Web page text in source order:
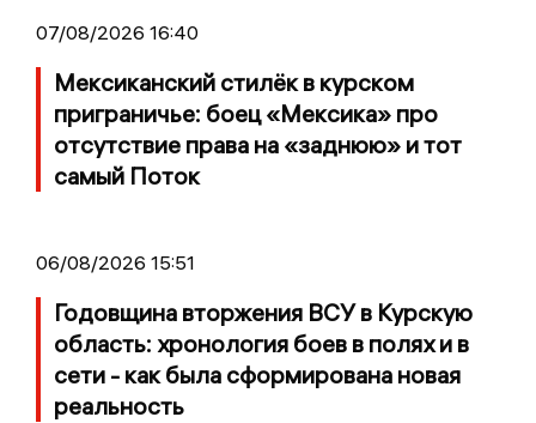
07/08/2026 16:40
Мексиканский стилёк в курском
приграничье: боец «Мексика» про
отсутствие права на «заднюю» и тот
самый Поток
06/08/2026 15:51
Годовщина вторжения ВСУ в Курскую
область: хронология боев в полях и в
сети - как была сформирована новая
реальность